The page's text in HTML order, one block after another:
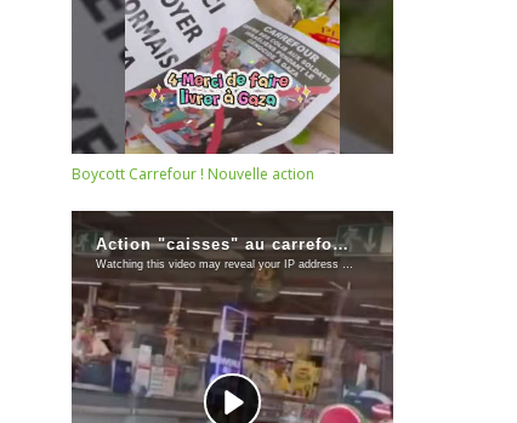
Boycott Carrefour ! Nouvelle action